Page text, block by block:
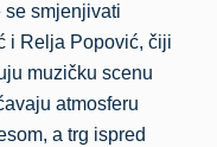
se smjenjivati
i Relja Popović, čiji
muzičku scenu
atmosferu
a trg ispred